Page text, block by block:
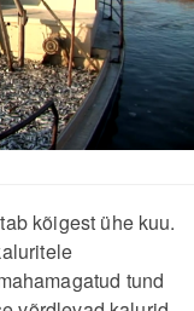
kõigest ühe kuu.
tund